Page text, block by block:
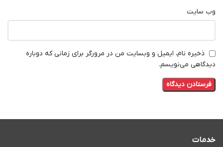
وب‌ سایت
ذخیره نام، ایمیل و وبسایت من در مرورگر برای زمانی که دوباره
دیدگاهی می‌نویسم.
خدمات